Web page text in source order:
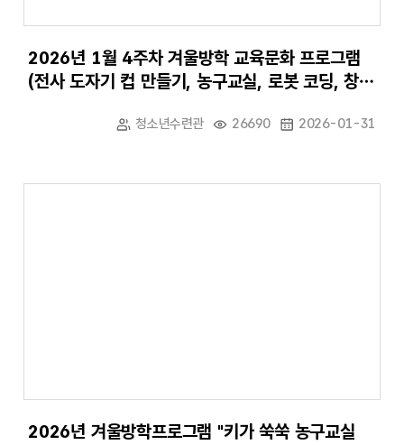
2026년 1월 4주차 겨울방학 교육문화 프로그램
(전사 도자기 컵 만들기, 농구교실, 로봇 코딩, 창의
청소년수련관 26690 2026-01-31
2026년 겨울방학프로그램 "키가 쑥쑥 농구교실